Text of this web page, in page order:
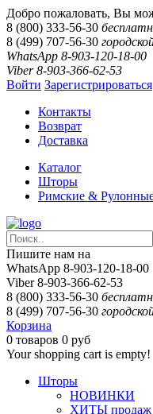
Добро пожаловать, Вы
8 (800) 333-56-30
8 (499) 707-56-30
WhatsApp 8-903-120-18-00
Viber 8-903-366-62-53
Войти Зарегистрироваться
Контакты
Возврат
Доставка
Каталог
Шторы
Римские &
Пишите нам на
WhatsApp 8-903-120-18-00
Viber 8-903-366-62-53
8 (800) 333-56-30
8 (499) 707-56-30
Корзина
0 товаров 0 руб
Your shopping cart is empty!
Шторы
НОВИНКИ
ХИТЫ продаж